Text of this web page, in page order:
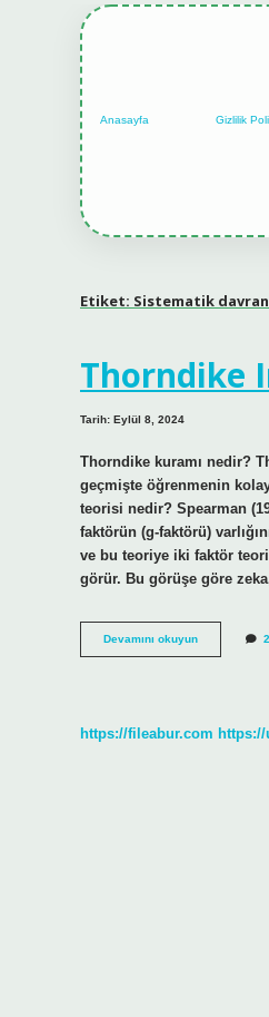
Anasayfa Gizlilik
Etiket: Sistematik
Thorndike
Tarih: Eylül 8, 2024
Thorndike kuramı nedir?
geçmişte öğrenmenin
teorisi nedir? Spearman
faktörün (g-faktörü)
ve bu teoriye iki faktör
görür. Bu görüşe göre
Devamını okuyunThorndike
In
https://fileabur.com